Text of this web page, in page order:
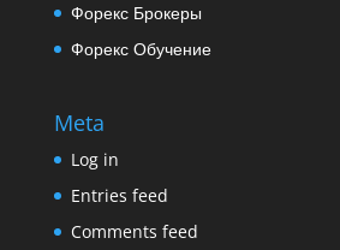
Форекс Брокеры
Форекс Обучение
Meta
Log in
Entries feed
Comments feed